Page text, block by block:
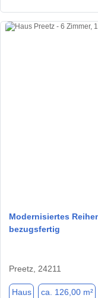
Modernisiertes
bezugsfertig
Preetz, 24211
Haus ca. 126,00 m²